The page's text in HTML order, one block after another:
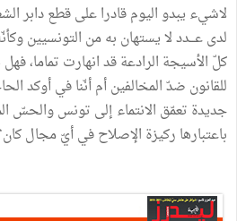
لاشيء يبدو اليوم قادرا على قطع دابر
لدى عـــدد لا يستهان به من التونسيين
كلّ الأسيجة الرادعة قد انهارت تماما،
للقانون ضدّ المخالفين أم أنّنا في أوكد
جديدة تعمّق الانتماء إلى تونس والحسّ
باعتبارها ركيزة الإصلاح في أيّ مجال